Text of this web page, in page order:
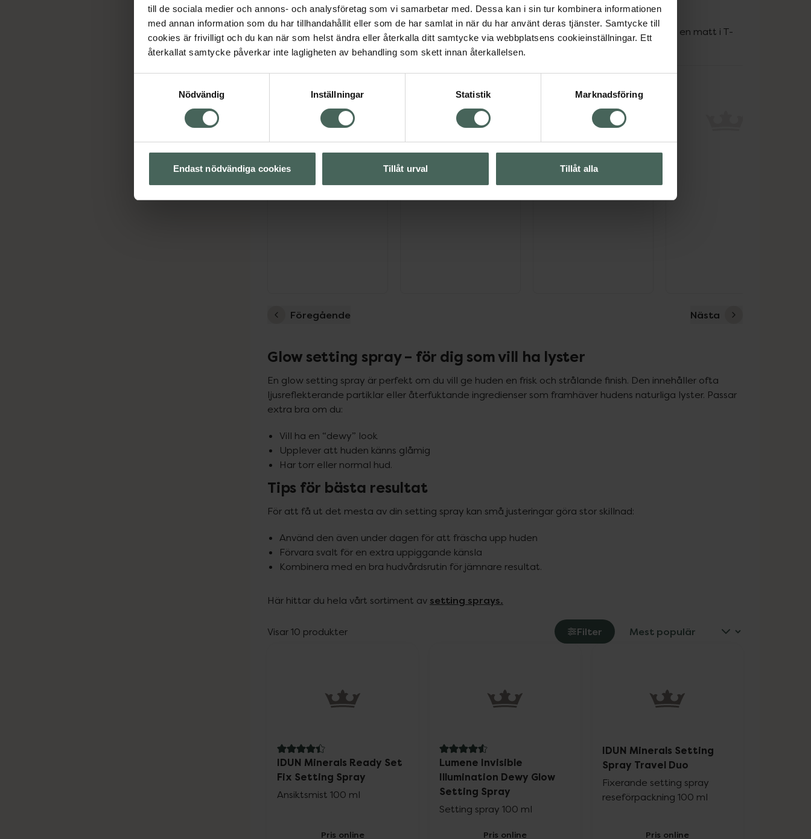
till de sociala medier och annons- och analysföretag som vi samarbetar med. Dessa kan i sin tur kombinera informationen
med annan information som du har tillhandahållit eller som de har samlat in när du har använt deras tjänster. Samtycke till
cookies är frivilligt och du kan när som helst ändra eller återkalla ditt samtycke via webbplatsens cookieinställningar. Ett
återkallat samtycke påverkar inte lagligheten av behandling som skett innan återkallelsen.
Nödvändig
Inställningar Statistik Marknadsföring
Endast nödvändiga cookies Tillåt urval Tillåt alla
Du kan också kombinera, till exempel använda en setting spray med glow på kinderna och en matt i T-
zonen.
Hoppa över Lista
Föregående Nästa
Glow setting spray – för dig som vill ha lyster
En glow setting spray är perfekt om du vill ge huden en frisk och strålande finish. Den innehåller ofta
ljusreflekterande partiklar eller återfuktande ingredienser som framhäver hudens naturliga lyster. Passar
extra bra om du:
Vill ha en “dewy” look
Upplever att huden känns glåmig
Har torr eller normal hud.
Tips för bästa resultat
För att få ut det mesta av din setting spray kan små justeringar göra stor skillnad:
Använd den även under dagen för att fräscha upp huden
Förvara svalt för en extra uppiggande känsla
Kombinera med en bra hudvårdsrutin för jämnare resultat.
Här hittar du hela vårt sortiment av setting sprays.
Visar 10 produkter Filter
4.4 av 5 i omdöme
IDUN Minerals Ready Set
Fix Setting Spray
Ansiktsmist 100 ml
Pris online
4.6 av 5 i omdöme
Lumene Invisible
Illumination Dewy Glow
Setting Spray
Setting spray 100 ml
Pris online
IDUN Minerals Setting
Spray Travel Duo
Fixerande setting spray
reseförpackning 100 ml
Pris online